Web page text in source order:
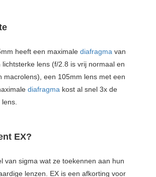
heeft een maximale diafragma van
lichtsterke lens (f/2.8 is vrij normaal en
macrolens), een 105mm lens met een
diafragma kost al snel 3x de
lens.
EX?
van sigma wat ze toekennen aan hun
lenzen. EX is een afkorting voor